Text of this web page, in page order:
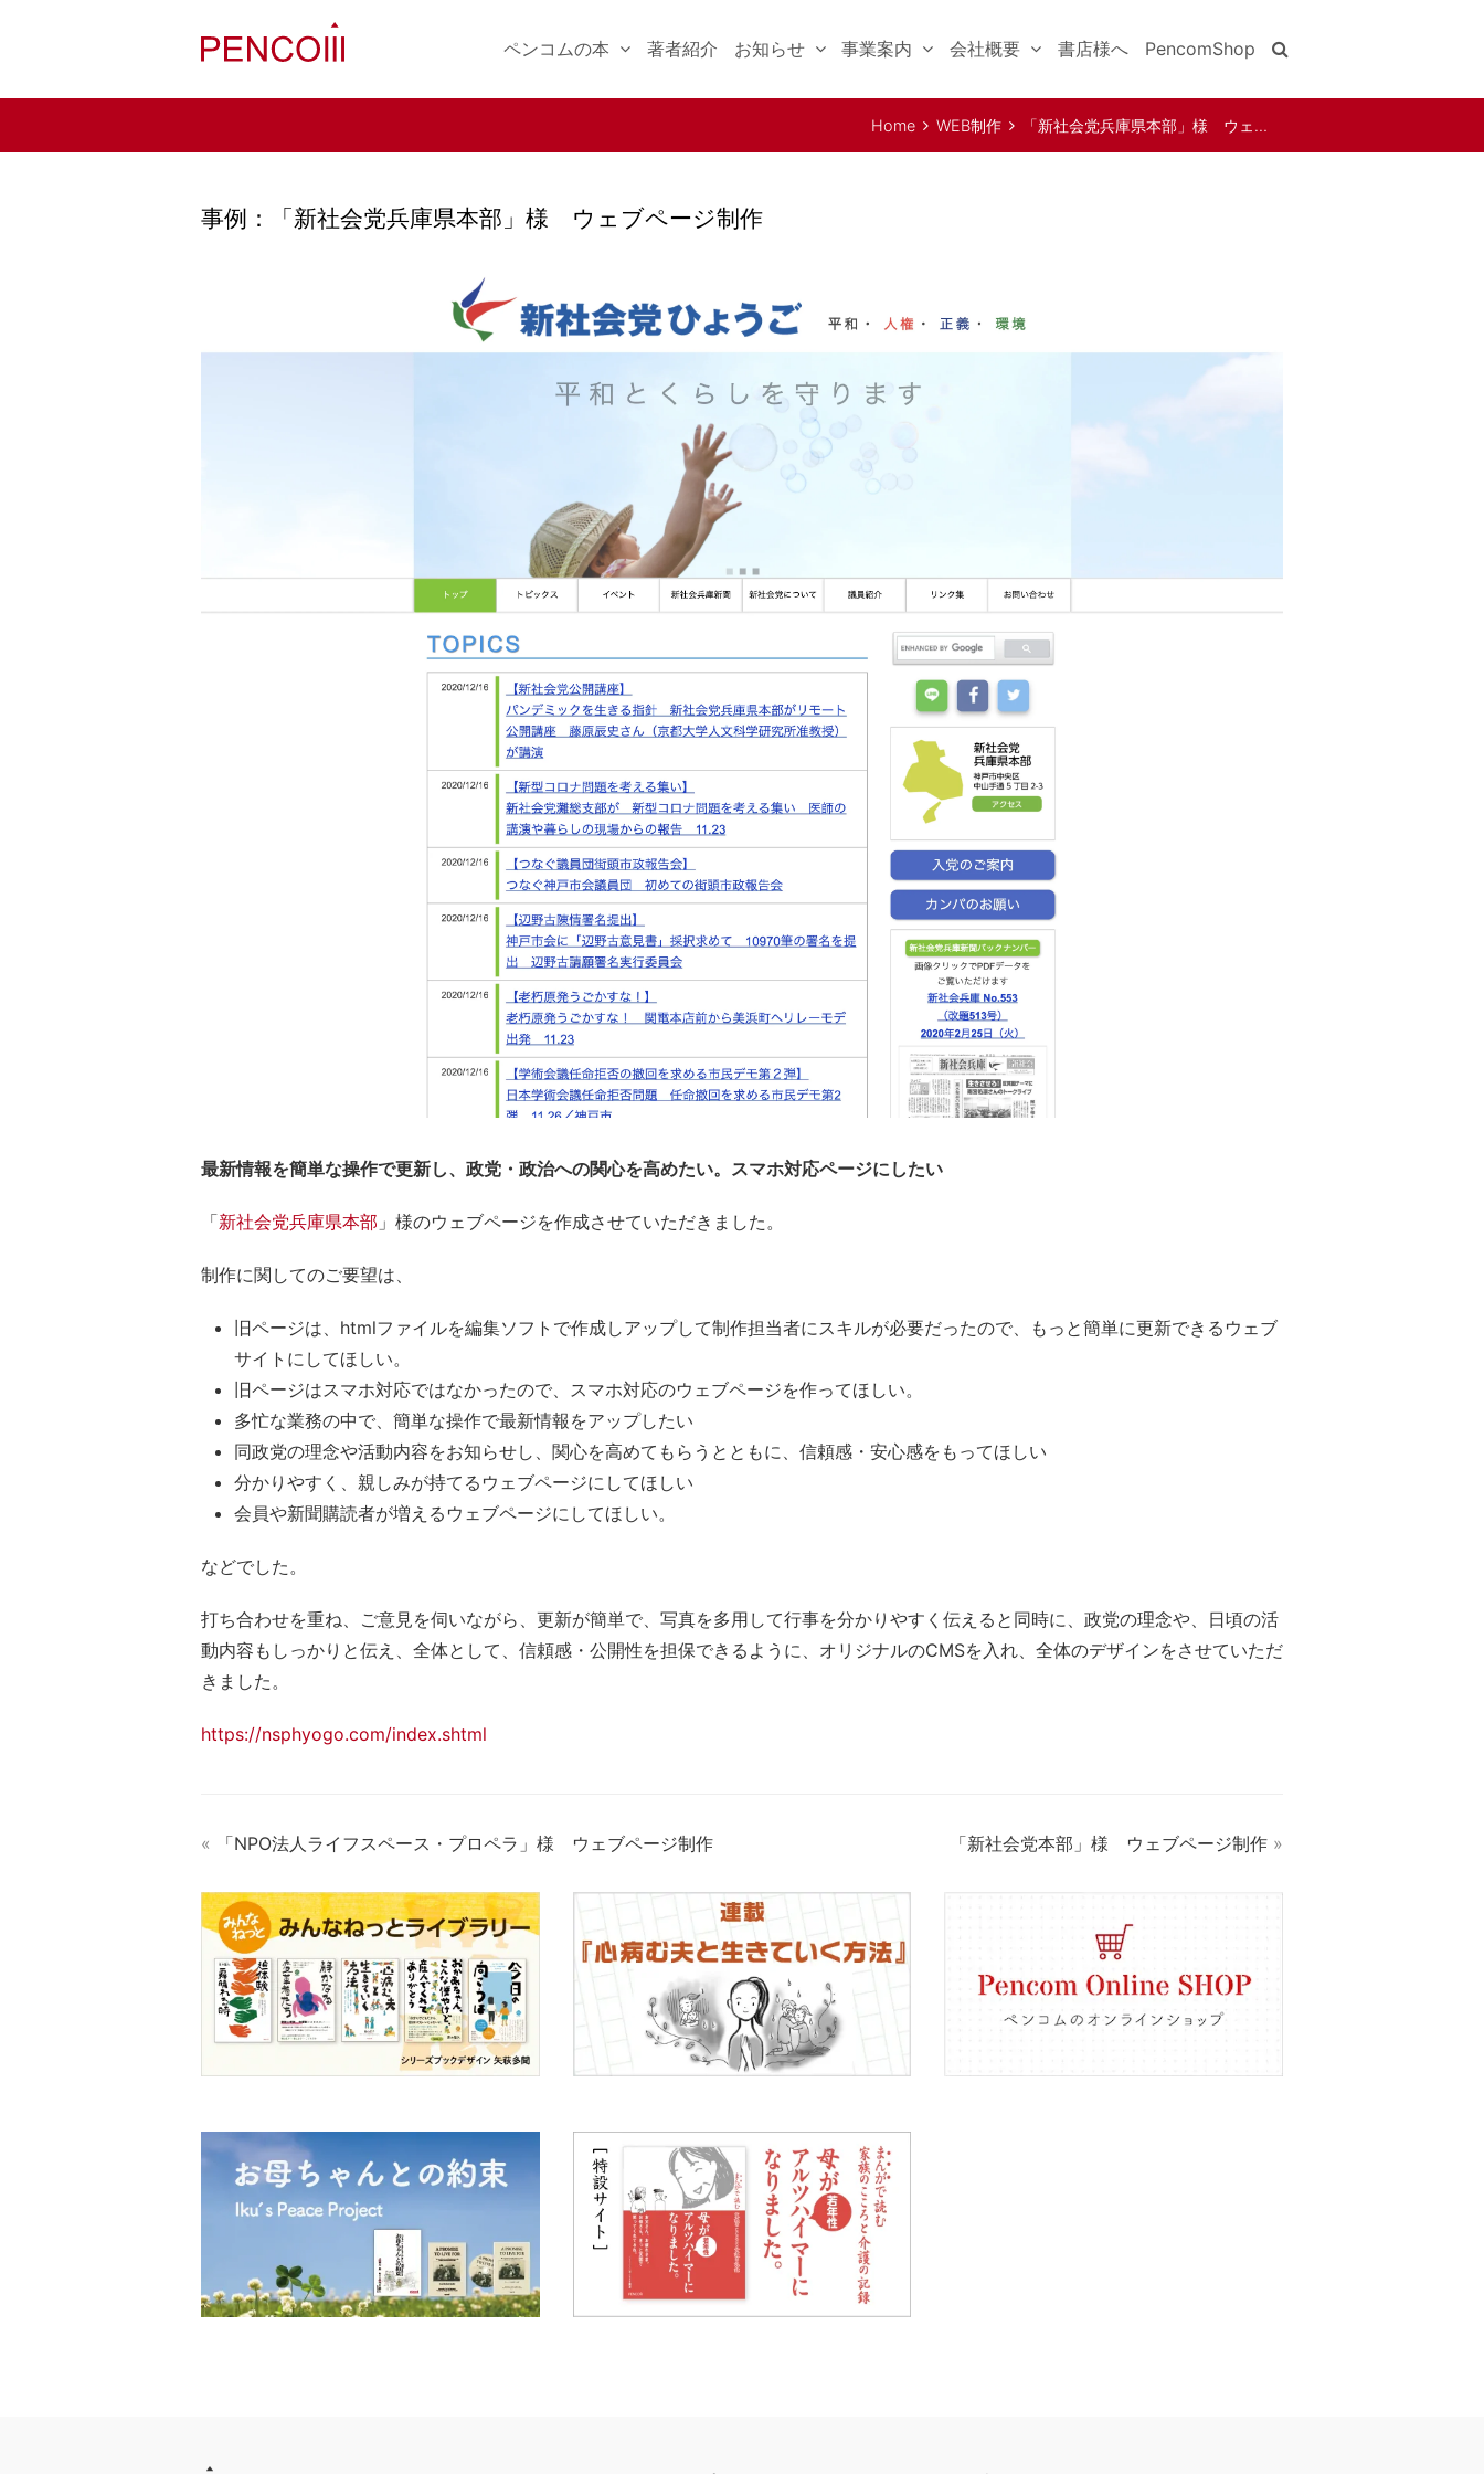
ペンコムの本 著者紹介 お知らせ 事業案内 会社概要 書店様へ PencomShop
Home WEB制作 「新社会党兵庫県本部」様 ウェ…
事例：「新社会党兵庫県本部」様 ウェブページ制作
最新情報を簡単な操作で更新し、政党・政治への関心を高めたい。スマホ対応ページにしたい
「新社会党兵庫県本部 」様のウェブページを作成させていただきました。
制作に関してのご要望は、
旧ページは、htmlファイルを編集ソフトで作成しアップして制作担当者にスキルが必要だったので、もっと簡単に更新できるウェブ
サイトにしてほしい。
旧ページはスマホ対応ではなかったので、スマホ対応のウェブページを作ってほしい。
多忙な業務の中で、簡単な操作で最新情報をアップしたい
同政党の理念や活動内容をお知らせし、関心を高めてもらうとともに、信頼感・安心感をもってほしい
分かりやすく、親しみが持てるウェブページにしてほしい
会員や新聞購読者が増えるウェブページにしてほしい。
などでした。
打ち合わせを重ね、ご意見を伺いながら、更新が簡単で、写真を多用して行事を分かりやすく伝えると同時に、政党の理念や、日頃の活
動内容もしっかりと伝え、全体として、信頼感・公開性を担保できるように、オリジナルのCMSを入れ、全体のデザインをさせていただ
きました。
https://nsphyogo.com/index.shtml
« 「NPO法人ライフスペース・プロペラ」様 ウェブページ制作 「新社会党本部」様 ウェブページ制作 »